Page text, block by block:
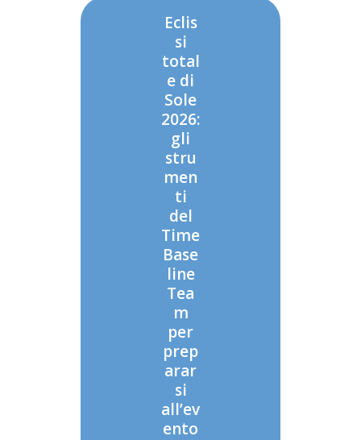
Eclis
si
total
e di
Sole
2026:
gli
stru
men
ti
del
Time
Base
line
Tea
m
per
prep
arar
si
all’ev
ento